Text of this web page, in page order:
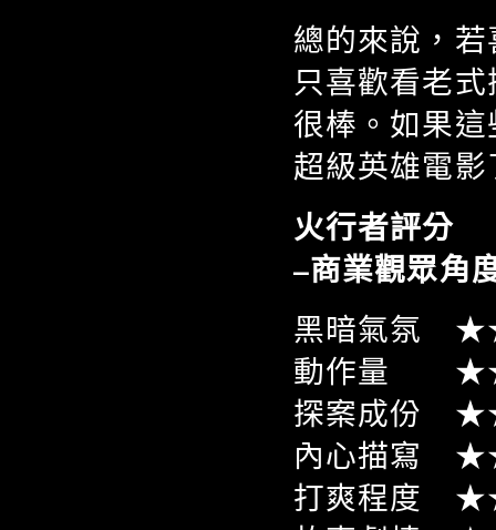
總的來說，
只喜歡看老
很棒。如果
超級英雄電影
火行者評
–商業觀眾角
黑暗氣
動作量
探案成
內心描
打爽程